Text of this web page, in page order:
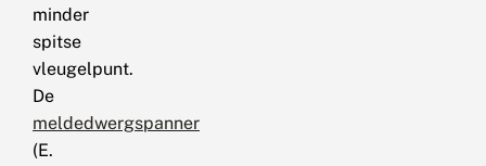
minder
spitse
vleugelpunt.
De
meldedwergspanner
(E.